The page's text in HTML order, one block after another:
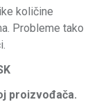
količine
Probleme tako
proizvođača.